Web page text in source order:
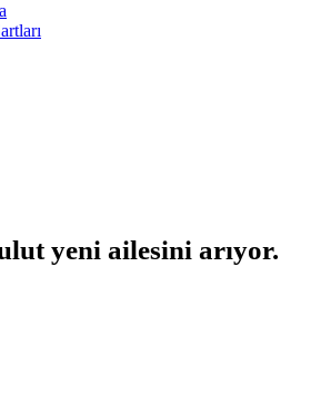
yeni ailesini arıyor.